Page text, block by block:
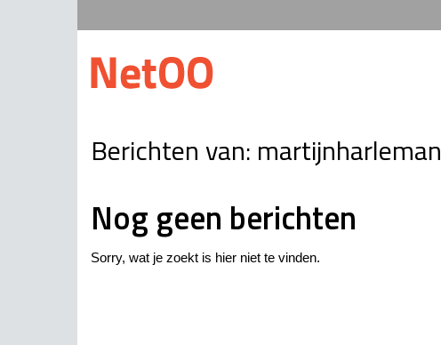
Berichten van: martijnharleman
Nog geen berichten
Sorry, wat je zoekt is hier niet te vinden.